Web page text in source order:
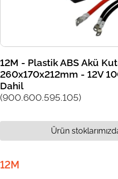
12M - Plastik ABS Akü
260x170x212mm - 12V
Dahil
(900.600.595.105)
12M
Ürün